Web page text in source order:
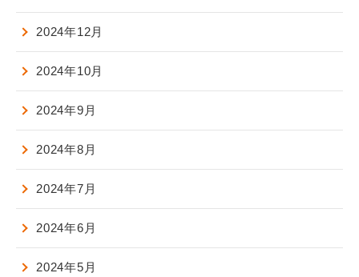
2024年12月
2024年10月
2024年9月
2024年8月
2024年7月
2024年6月
2024年5月